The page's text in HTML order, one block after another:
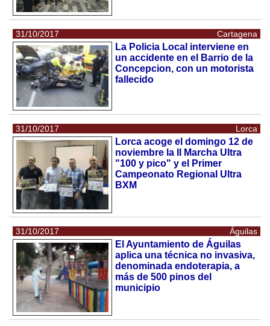
31/10/2017 Cartagena
La Policia Local interviene en
un accidente en el Barrio de la
Concepcion, con un motorista
fallecido
31/10/2017 Lorca
Lorca acoge el domingo 12 de
noviembre la II Marcha Ultra
"100 y pico" y el Primer
Campeonato Regional Ultra
BXM
31/10/2017 Águilas
El Ayuntamiento de Águilas
aplica una técnica no invasiva,
denominada endoterapia, a
más de 500 pinos del
municipio